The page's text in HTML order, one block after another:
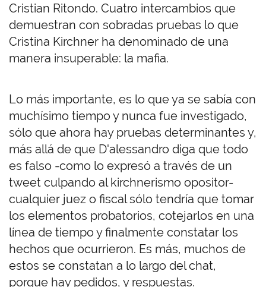
Cristian Ritondo. Cuatro intercambios que
demuestran con sobradas pruebas lo que
Cristina Kirchner ha denominado de una
manera insuperable: la mafia.
Lo más importante, es lo que ya se sabía con
muchísimo tiempo y nunca fue investigado,
sólo que ahora hay pruebas determinantes y,
más allá de que D'alessandro diga que todo
es falso -como lo expresó a través de un
tweet culpando al kirchnerismo opositor-
cualquier juez o fiscal sólo tendría que tomar
los elementos probatorios, cotejarlos en una
línea de tiempo y finalmente constatar los
hechos que ocurrieron. Es más, muchos de
estos se constatan a lo largo del chat,
porque hay pedidos, y respuestas.